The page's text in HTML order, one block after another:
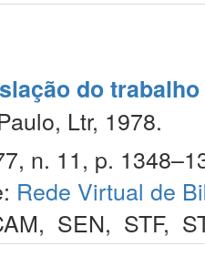
do trabalho
Ltr, 1978.
n. 11, p.
Rede Virtual de
, SEN, STF,